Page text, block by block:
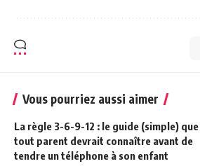
Vous pourriez aussi aimer
La règle 3-6-9-12 : le guide (simple) que
tout parent devrait connaître avant de
tendre un téléphone à son enfant